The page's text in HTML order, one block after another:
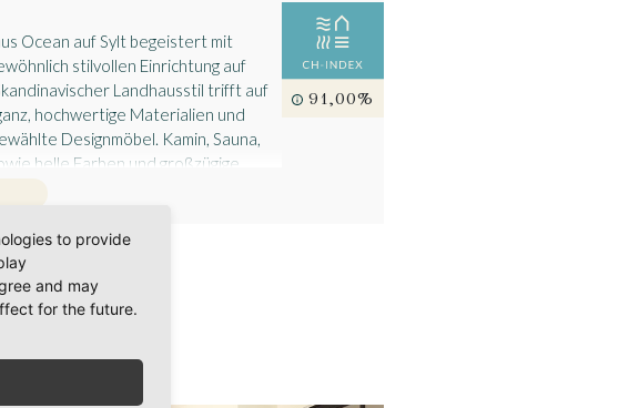
Ocean auf Sylt begeistert mit
stilvollen Einrichtung auf
Landhausstil trifft auf
hochwertige Materialien und
Designmöbel. Kamin, Sauna,
helle Farben und großzügige
eine exklusive
entfernt.
91,00%
to provide
and may
for the future.